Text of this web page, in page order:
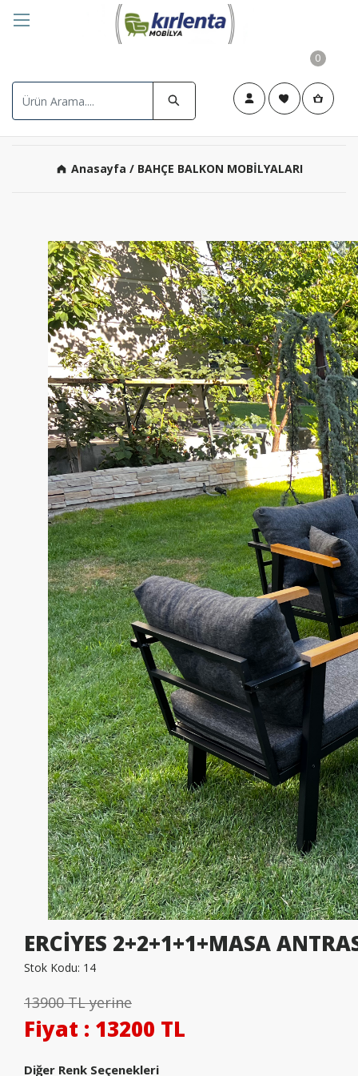
0
Anasayfa / BAHÇE BALKON MOBİLYALARI
ERCİYES 2+2+1+1+MASA
Stok Kodu: 14
13900 TL yerine
Fiyat : 13200 TL
Diğer Renk Seçenekleri